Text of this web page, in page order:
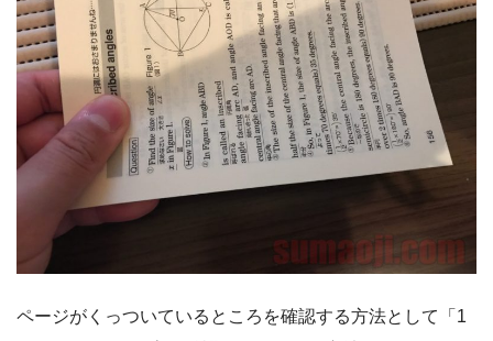
ページがくっついているところを確認する方法として「1